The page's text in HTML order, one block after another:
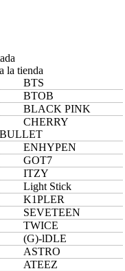
la tienda
BTS
BTOB
BLACK PINK
CHERRY
BULLET
ENHYPEN
GOT7
ITZY
Light Stick
K1PLER
SEVETEEN
TWICE
(G)-lDLE
ASTRO
ATEEZ